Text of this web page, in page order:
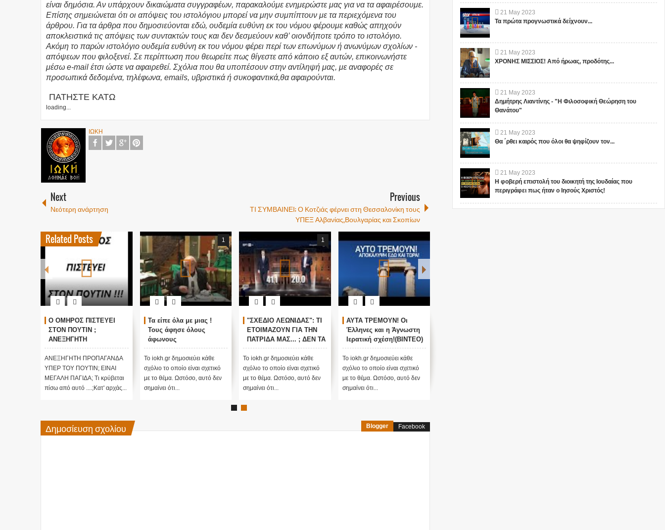
είναι δημόσια. Αν υπάρχουν δικαιώματα συγγραφέων, παρακαλούμε ενημερώστε μας για να τα αφαιρέσουμε.
Επίσης σημειώνεται ότι οι απόψεις του ιστολόγιου μπορεί να μην συμπίπτουν με τα περιεχόμενα του
άρθρου. Για τα άρθρα που δημοσιεύονται εδώ, ουδεμία ευθύνη εκ του νόμου φέρουμε καθώς απηχούν
αποκλειστικά τις απόψεις των συντακτών τους και δεν δεσμεύουν καθ’ οιονδήποτε τρόπο το ιστολόγιο.
Ακόμη το παρών ιστολόγιο ουδεμία ευθύνη εκ του νόμου φέρει περί των επωνύμων ή ανωνύμων σχολίων -
απόψεων που φιλοξενεί. Σε περίπτωση που θεωρείτε πως θίγεστε από κάποιο εξ αυτών, επικοινωνήστε
μέσω e-mail έτσι ώστε να αφαιρεθεί. Σχόλια που θα υποπέσουν στην αντίληψή μας, με αναφορές σε
προσωπικά δεδομένα, τηλέφωνα, emails, υβριστικά ή συκοφαντικά,θα αφαιρούνται.
ΠΑΤΗΣΤΕ ΚΑΤΩ
loading...
ΙΩΚΗ
Next
Νεότερη ανάρτηση
Previous
ΤΙ ΣΥΜΒΑΙΝΕΙ; Ο Κοτζιάς φέρνει στη Θεσσαλονίκη τους
ΥΠΕΞ Αλβανίας,Βουλγαρίας και Σκοπίων
Related Posts
Ο ΟΜΗΡΟΣ ΠΙΣΤΕΥΕΙ
ΣΤΟΝ ΠΟΥΤΙΝ ;
ΑΝΕΞΗΓΗΤΗ
ΠΡΟΠΑΓΑΝΔΑ ΥΠΕΡ ΤΟΥ
ΠΟΥΤΙΝ;
ΑΝΕΞΗΓΗΤΗ ΠΡΟΠΑΓΑΝΔΑ
ΥΠΕΡ ΤΟΥ ΠΟΥΤΙΝ; ΕΙΝΑΙ
ΜΕΓΑΛΗ ΠΑΓΙΔΑ; Τι κρύβεται
πίσω από αυτό ....;Κατ' αρχάς...
1
Τα είπε όλα με μιας !
Τους άφησε όλους
άφωνους
Το iokh.gr δημοσιεύει κάθε
σχόλιο το οποίο είναι σχετικό
με το θέμα. Ωστόσο, αυτό δεν
σημαίνει ότι...
1
"ΣΧΕΔΙΟ ΛΕΩΝΙΔΑΣ": ΤΙ
ΕΤΟΙΜΑΖΟΥΝ ΓΙΑ ΤΗΝ
ΠΑΤΡΙΔΑ ΜΑΣ... ; ΔΕΝ ΤΑ
ΕΙΠΕ ΤΥΧΑΙΑ ΣΤΙΣ
13/11/2015...
Το iokh.gr δημοσιεύει κάθε
σχόλιο το οποίο είναι σχετικό
με το θέμα. Ωστόσο, αυτό δεν
σημαίνει ότι...
ΑΥΤΑ ΤΡΕΜΟΥΝ! Οι
Έλληνες και η Άγνωστη
Ιερατική σχέση!(ΒΙΝΤΕΟ)
Το iokh.gr δημοσιεύει κάθε
σχόλιο το οποίο είναι σχετικό
με το θέμα. Ωστόσο, αυτό δεν
σημαίνει ότι...
Δημοσίευση σχολίου Blogger Facebook
21 May 2023
Τα πρώτα προγνωστικά δείχνουν...
21 May 2023
ΧΡΟΝΗΣ ΜΙΣΣΙΟΣ! Από ήρωας, προδότης...
21 May 2023
Δημήτρης Λιαντίνης - "Η Φιλοσοφική Θεώρηση του
Θανάτου"
21 May 2023
Θα ΄ρθει καιρός που όλοι θα ψηφίζουν τον...
21 May 2023
Η φοβερή επιστολή του διοικητή της Ιουδαίας που
περιγράφει πως ήταν ο Ιησούς Χριστός!